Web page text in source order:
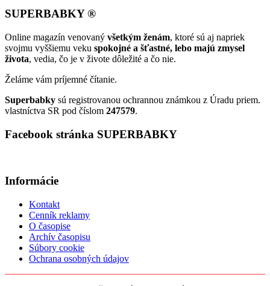
SUPERBABKY ®
Online magazín venovaný všetkým ženám, ktoré sú aj napriek
svojmu vyššiemu veku spokojné a šťastné, lebo majú zmysel
života, vedia, čo je v živote dôležité a čo nie.
Želáme vám príjemné čítanie.
Superbabky sú registrovanou ochrannou známkou z Úradu priem.
vlastníctva SR pod číslom 247579.
Facebook stránka SUPERBABKY
Informácie
Kontakt
Cenník reklamy
O časopise
Archív časopisu
Súbory cookie
Ochrana osobných údajov